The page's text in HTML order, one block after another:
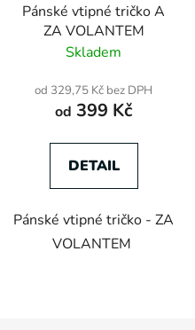
Pánské vtipné tričko A
ZA VOLANTEM
Skladem
od 329,75 Kč bez DPH
od 399 Kč
DETAIL
Pánské vtipné tričko - ZA
VOLANTEM